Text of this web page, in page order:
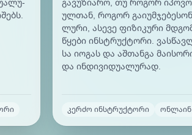
ულ­თან, რო­გორ
ლუ­რი, ასე­ვე ფი­ზი­კუ­რი
წყე­ბი ინ­სტრუქ­ტო­რი.
სა იო­გას და აშ­თან­გა
და ინ­დი­ვი­დუა­ლუ­რად.
კერძო ინსტრუქტორი